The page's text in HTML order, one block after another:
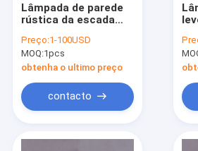
Lâmpada de parede
rústica da escada
restaurante das
luzes das lâmpadas
do sótão (WH-VR-29)
Preço:1-100USD
MOQ:1pcs
obtenha o ultimo preço
contacto